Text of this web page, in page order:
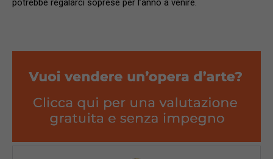
potrebbe regalarci soprese per l’anno a venire.